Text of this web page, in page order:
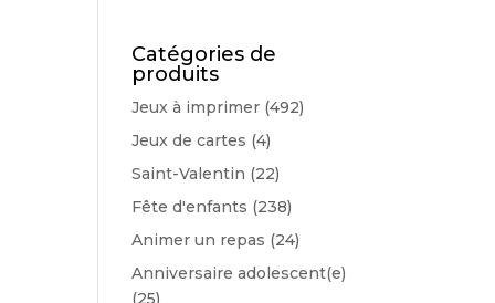
Catégories de
produits
Jeux à imprimer (492)
Jeux de cartes (4)
Saint-Valentin (22)
Fête d'enfants (238)
Animer un repas (24)
Anniversaire adolescent(e)
(25)